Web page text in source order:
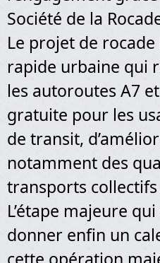
Société de la
Le projet de
rapide urbaine qui
les autoroutes A7
gratuite pour les
de transit,
notamment des
transports
L’étape majeure
donner enfin un